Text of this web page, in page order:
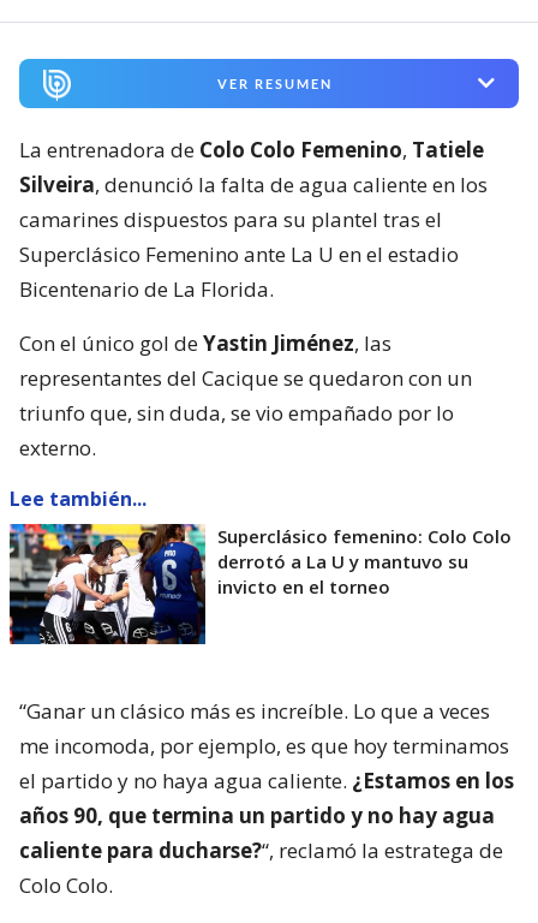
VER RESUMEN
La entrenadora de Colo Colo Femenino, Tatiele
Silveira, denunció la falta de agua caliente en los
camarines dispuestos para su plantel tras el
Superclásico Femenino ante La U en el estadio
Bicentenario de La Florida.
Con el único gol deYastin Jiménez, las
representantes del Cacique se quedaron con un
triunfo que, sin duda, se vio empañado por lo
externo.
Lee también...
Superclásico femenino: Colo Colo
derrotó a La U y mantuvo su
invicto en el torneo
“Ganar un clásico más es increíble. Lo que a veces
me incomoda, por ejemplo, es que hoy terminamos
el partido y no haya agua caliente. ¿Estamos en los
años 90, que termina un partido y no hay agua
caliente para ducharse?“, reclamó la estratega de
Colo Colo.